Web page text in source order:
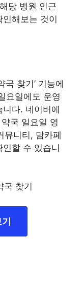
당 병원 인근
해보는 것이
국 찾기’ 기능에
요일에도 운영
다. 네이버에
약국 일요일 영
뮤니티, 맘카페
할 수 있습니
국 찾기